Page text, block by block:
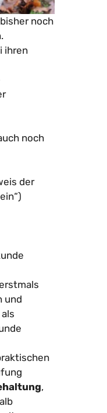
noch
ihren
noch
der
und
,